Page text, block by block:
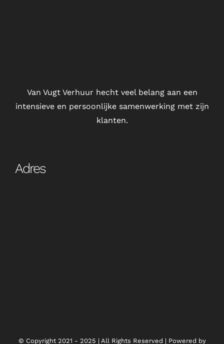
Van Vugt Verhuur hecht veel belang aan een
intensieve en persoonlijke samenwerking met zijn
klanten.
Adres
© Copyright 2021 - 2025 | All Rights Reserved | Powered by